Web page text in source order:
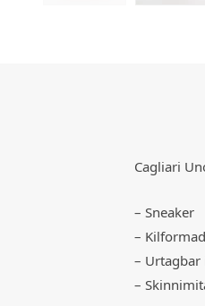
Cagliari
– Sneaker
–
– Urtagbar
–